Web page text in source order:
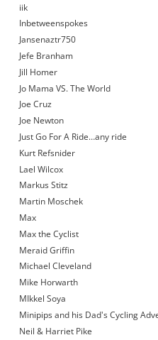
iik
Inbetweenspokes
Jansenaztr750
Jefe Branham
Jill Homer
Jo Mama VS. The World
Joe Cruz
Joe Newton
Just Go For A Ride…any ride
Kurt Refsnider
Lael Wilcox
Markus Stitz
Martin Moschek
Max
Max the Cyclist
Meraid Griffin
Michael Cleveland
Mike Horwarth
MIkkel Soya
Minipips and his Dad's Cycling
Neil & Harriet Pike